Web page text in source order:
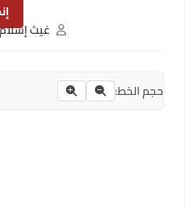
إنجلترا
غيث إسلام
5 يوليو 2026
حجم الخط: